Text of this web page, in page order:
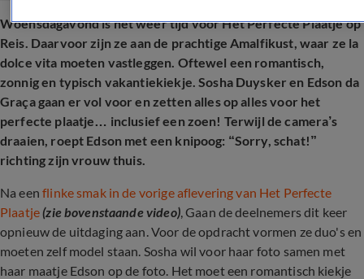
Woensdagavond is het weer tijd voor Het Perfecte Plaatje op
Reis. Daarvoor zijn ze aan de prachtige Amalfikust, waar ze la
dolce vita moeten vastleggen. Oftewel een romantisch,
zonnig en typisch vakantiekiekje. Sosha Duysker en Edson da
Graça gaan er vol voor en zetten alles op alles voor het
perfecte plaatje… inclusief een zoen! Terwijl de camera’s
draaien, roept Edson met een knipoog: “Sorry, schat!”
richting zijn vrouw thuis.
Na eenflinke smak in de vorige aflevering van Het Perfecte
Plaatje(zie bovenstaande video), Gaan de deelnemers dit keer
opnieuw de uitdaging aan. Voor de opdracht vormen ze duo's en
moeten zelf model staan. Sosha wil voor haar foto samen met
haar maatje Edson op de foto. Het moet een romantisch kiekje